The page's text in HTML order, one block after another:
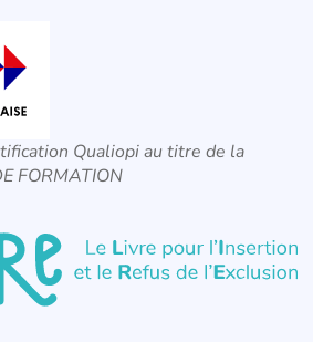
Qualiopi au titre de la
FORMATION